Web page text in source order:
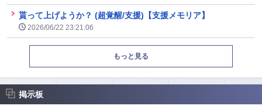
貰って上げようか？ (超覚醒/支援)【支援メモリア】
2026/06/22 23:21:06
もっと見る
掲示板